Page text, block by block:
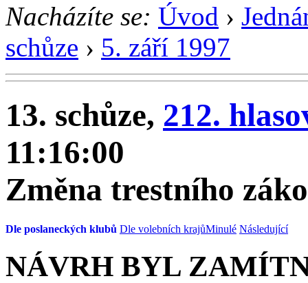
Nacházíte se: Úvod ›
schůze › 5. září 1997
13. schůze, 212.
11:16:00
Změna trestního
Dle poslaneckých klubů Dle volebních krajůMinulé Následující
NÁVRH BYL